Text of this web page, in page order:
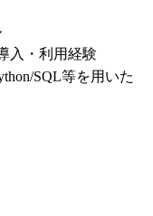
入・利用経験
SQL等を用いた